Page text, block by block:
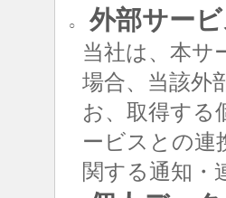
○ 外部サー
当社は、本サ
場合、当該外
お、取得する
ービスとの連
関する通知・